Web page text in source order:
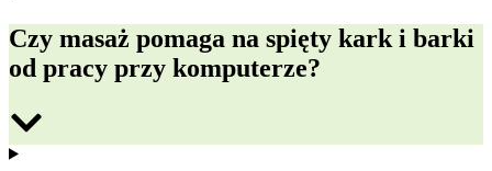
Czy masaż pomaga na spięty kark i barki
od pracy przy komputerze?